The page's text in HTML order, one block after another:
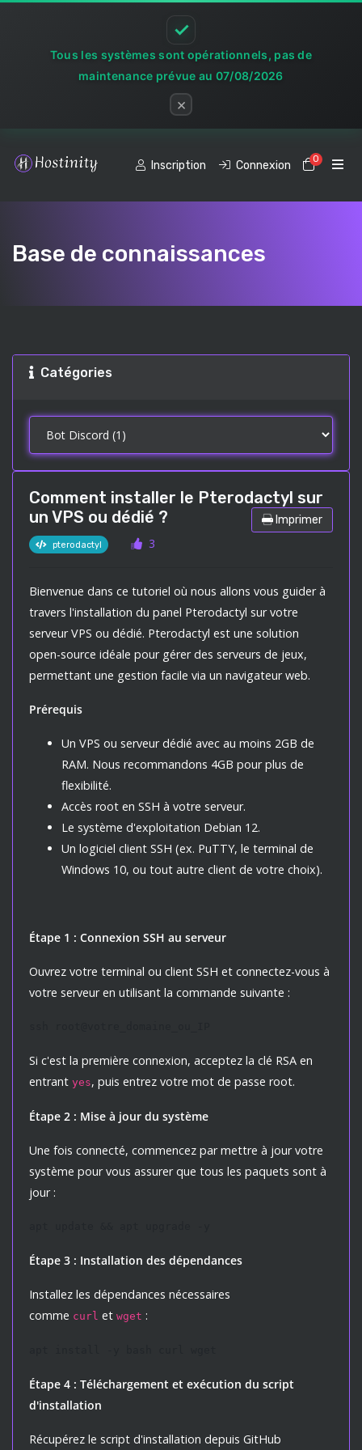
✓
Tous les systèmes sont opérationnels, pas de
maintenance prévue au 07/08/2026
×
Inscription Connexion 0Votre
Base de connaissances
Catégories
Comment installer le Pterodactyl sur
un VPS ou dédié ?
Imprimer
pterodactyl 3
Bienvenue dans ce tutoriel où nous allons vous guider à
travers l'installation du panel Pterodactyl sur votre
serveur VPS ou dédié. Pterodactyl est une solution
open-source idéale pour gérer des serveurs de jeux,
permettant une gestion facile via un navigateur web.
Prérequis
Un VPS ou serveur dédié avec au moins 2GB de
RAM. Nous recommandons 4GB pour plus de
flexibilité.
Accès root en SSH à votre serveur.
Le système d'exploitation Debian 12.
Un logiciel client SSH (ex. PuTTY, le terminal de
Windows 10, ou tout autre client de votre choix).
Étape 1 : Connexion SSH au serveur
Ouvrez votre terminal ou client SSH et connectez-vous à
votre serveur en utilisant la commande suivante :
Si c'est la première connexion, acceptez la clé RSA en
entrant yes, puis entrez votre mot de passe root.
Étape 2 : Mise à jour du système
Une fois connecté, commencez par mettre à jour votre
système pour vous assurer que tous les paquets sont à
jour :
Étape 3 : Installation des dépendances
Installez les dépendances nécessaires
comme curl et wget :
Étape 4 : Téléchargement et exécution du script
d'installation
Récupérez le script d'installation depuis GitHub